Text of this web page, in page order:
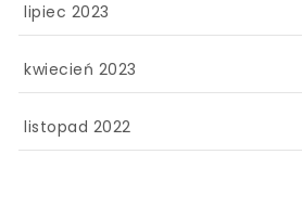
lipiec 2023
kwiecień 2023
listopad 2022